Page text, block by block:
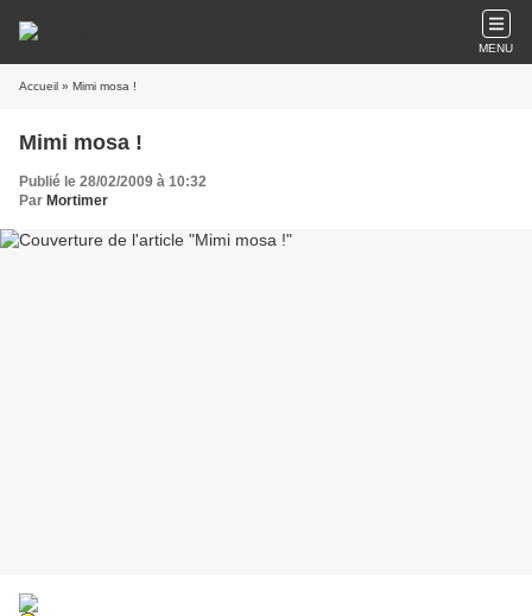
MENU
Accueil » Mimi mosa !
Mimi mosa !
Publié le 28/02/2009 à 10:32
Par Mortimer